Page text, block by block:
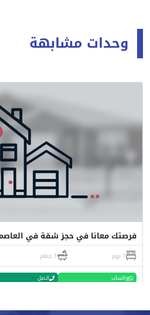
وحدات مشابهة
فرصتك معانا في حجز شقة في
1 نوم 1 حمام
واتساب اتصل